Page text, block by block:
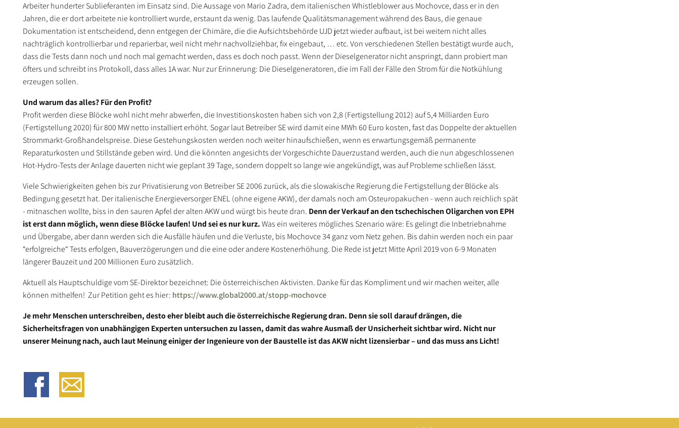
Arbeiter hunderter Sublieferanten im Einsatz sind. Die Aussage von Mario Zadra, dem italienischen Whistleblower aus Mochovce, dass er in den
Jahren, die er dort arbeitete nie kontrolliert wurde, erstaunt da wenig. Das laufende Qualitätsmanagement während des Baus, die genaue
Dokumentation ist entscheidend, denn entgegen der Chimäre, die die Aufsichtsbehörde UJD jetzt wieder aufbaut, ist bei weitem nicht alles
nachträglich kontrollierbar und reparierbar, weil nicht mehr nachvollziehbar, fix eingebaut, … etc. Von verschiedenen Stellen bestätigt wurde auch,
dass die Tests dann noch und noch mal gemacht werden, dass es doch noch passt. Wenn der Dieselgenerator nicht anspringt, dann probiert man
öfters und schreibt ins Protokoll, dass alles 1A war. Nur zur Erinnerung: Die Dieselgeneratoren, die im Fall der Fälle den Strom für die Notkühlung
erzeugen sollen.
Und warum das alles? Für den Profit?
Profit werden diese Blöcke wohl nicht mehr abwerfen, die Investitionskosten haben sich von 2,8 (Fertigstellung 2012) auf 5,4 Milliarden Euro
(Fertigstellung 2020) für 800 MW netto installiert erhöht. Sogar laut Betreiber SE wird damit eine MWh 60 Euro kosten, fast das Doppelte der aktuellen
Strommarkt-Großhandelspreise. Diese Gestehungskosten werden noch weiter hinaufschießen, wenn es erwartungsgemäß permanente
Reparaturkosten und Stillstände geben wird. Und die könnten angesichts der Vorgeschichte Dauerzustand werden, auch die nun abgeschlossenen
Hot-Hydro-Tests der Anlage dauerten nicht wie geplant 39 Tage, sondern doppelt so lange wie angekündigt, was auf Probleme schließen lässt.
Viele Schwierigkeiten gehen bis zur Privatisierung von Betreiber SE 2006 zurück, als die slowakische Regierung die Fertigstellung der Blöcke als
Bedingung gesetzt hat. Der italienische Energieversorger ENEL (ohne eigene AKW), der damals noch am Osteuropakuchen - wenn auch reichlich spät
- mitnaschen wollte, biss in den sauren Apfel der alten AKW und würgt bis heute dran. Denn der Verkauf an den tschechischen Oligarchen von EPH
ist erst dann möglich, wenn diese Blöcke laufen! Und sei es nur kurz.Was ein weiteres mögliches Szenario wäre: Es gelingt die Inbetriebnahme
und Übergabe, aber dann werden sich die Ausfälle häufen und die Verluste, bis Mochovce 34 ganz vom Netz gehen. Bis dahin werden noch ein paar
“erfolgreiche“ Tests erfolgen, Bauverzögerungen und die eine oder andere Kostenerhöhung. Die Rede ist jetzt Mitte April 2019 von 6-9 Monaten
längerer Bauzeit und 200 Millionen Euro zusätzlich.
Aktuell als Hauptschuldige vom SE-Direktor bezeichnet: Die österreichischen Aktivisten. Danke für das Kompliment und wir machen weiter, alle
können mithelfen! Zur Petition geht es hier: https://www.global2000.at/stopp-mochovce
Je mehr Menschen unterschreiben, desto eher bleibt auch die österreichische Regierung dran. Denn sie soll darauf drängen, die
Sicherheitsfragen von unabhängigen Experten untersuchen zu lassen, damit das wahre Ausmaß der Unsicherheit sichtbar wird. Nicht nur
unserer Meinung nach, auch laut Meinung einiger der Ingenieure von der Baustelle ist das AKW nicht lizensierbar – und das muss ans Licht!